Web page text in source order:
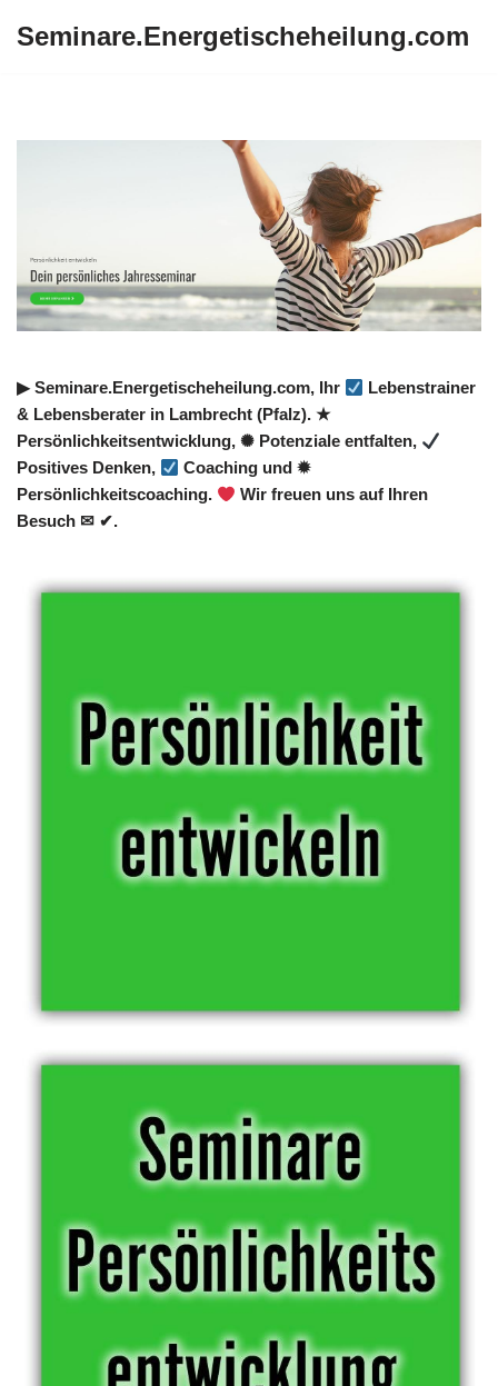
Seminare.Energetischeheilung.com
▶︎ Seminare.Energetischeheilung.com, Ihr
Lebenstrainer
& Lebensberater in Lambrecht (Pfalz). ★
Persönlichkeitsentwicklung, ✺ Potenziale entfalten,
Positives Denken,
Coaching und ✹
Persönlichkeitscoaching.
Wir freuen uns auf Ihren
Besuch ✉ ✔.